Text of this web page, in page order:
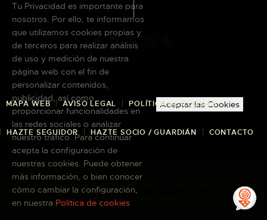
MAPA WEB AVISO LEGAL POLÍTICA DE COOKIES
HAZTE SEGUIDOR HAZTE SOCIO / GUARDIÁN CONTACTO
Copyright © 2026 El Museo Canario · Todos
los derechos reservados
Tu Privacidad es importante para
nosotros. Por ello, te informamos
que utilizamos cookies propias y
de terceros para realizar análisis
de uso y medición de nuestra
página web con el fin de
personalizar contenidos,
publicidad, así como
proporcionar funcionalidades en
las redes sociales o analizar
nuestro tráfico. Para continuar
acepta la configuración de
nuestras cookies. Puede obtener
más información, o bien conocer
cómo cambiar la configuración,
en nuestra Política de cookies
Aceptar las Cookies